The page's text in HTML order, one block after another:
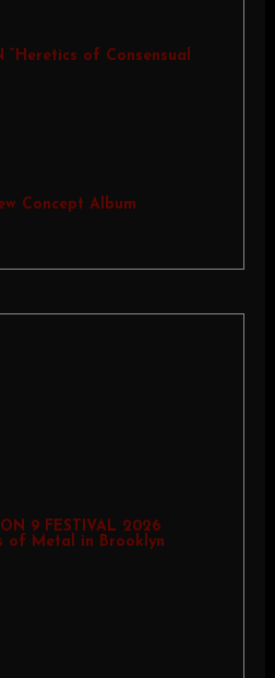
“Heretics of Consensual
Concept Album
9 FESTIVAL 2026
of Metal in Brooklyn